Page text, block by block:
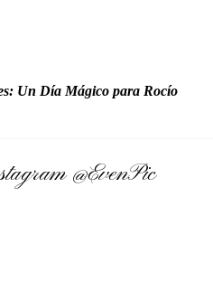
Un Día Mágico para Rocío
@EvenPic